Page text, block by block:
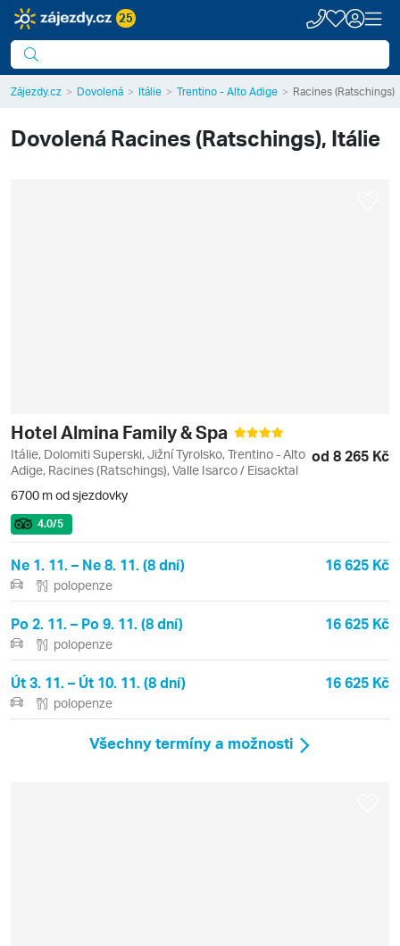
25
Zájezdy.cz Dovolená Itálie Trentino - Alto Adige Racines (Ratschings)
Dovolená Racines (Ratschings), Itálie
Hotel Almina Family & Spa
Itálie, Dolomiti Superski, Jižní Tyrolsko, Trentino - Alto
Adige, Racines (Ratschings), Valle Isarco / Eisacktal
od 8 265 Kč
6700 m od sjezdovky
4.0/5
Ne 1. 11. – Ne 8. 11. (8 dní) 16 625 Kč
polopenze
Po 2. 11. – Po 9. 11. (8 dní) 16 625 Kč
polopenze
Út 3. 11. – Út 10. 11. (8 dní) 16 625 Kč
polopenze
Všechny termíny a možnosti